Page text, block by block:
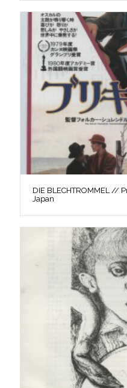
DIE BLECHTROMMEL //
Japan